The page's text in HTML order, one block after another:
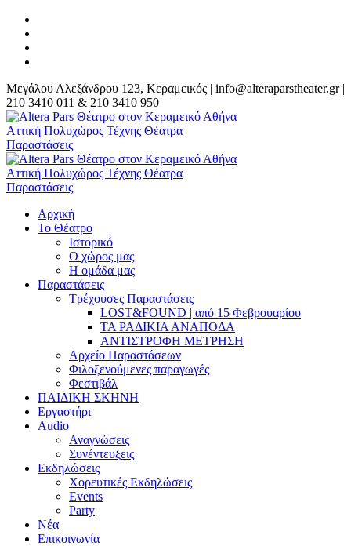
Μεγάλου Αλεξάνδρου 123, Κεραμεικός | info@alteraparstheater.gr |
210 3410 011 & 210 3410 950
Αρχική
Το Θέατρο
Ιστορικό
Ο χώρος μας
Η ομάδα μας
Παραστάσεις
Τρέχουσες Παραστάσεις
LOST&FOUND | από 15 Φεβρουαρίου
ΤΑ ΡΑΔΙΚΙΑ ΑΝΑΠΟΔΑ
ΑΝΤΙΣΤΡΟΦΗ ΜΕΤΡΗΣΗ
Αρχείο Παραστάσεων
Φιλοξενούμενες παραγωγές
Φεστιβάλ
ΠΑΙΔΙΚΗ ΣΚΗΝΗ
Εργαστήρι
Audio
Αναγνώσεις
Συνέντευξεις
Εκδηλώσεις
Χορευτικές Εκδηλώσεις
Εvents
Party
Nέα
Επικοινωνία